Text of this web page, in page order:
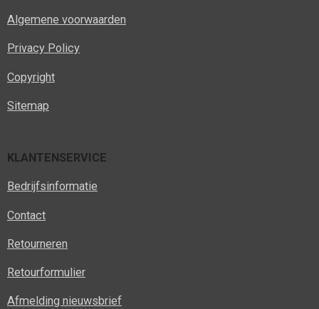
Algemene voorwaarden
Privacy Policy
Copyright
Sitemap
KLANTENSERVICE
Bedrijfsinformatie
Contact
Retourneren
Retourformulier
Afmelding nieuwsbrief